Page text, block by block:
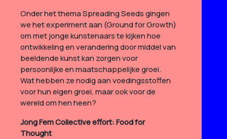
Onder het thema Spreading Seeds gingen
we het experiment aan (Ground for Growth)
om met jonge kunstenaars te kijken hoe
ontwikkeling en verandering door middel van
beeldende kunst kan zorgen voor
persoonlijke en maatschappelijke groei.
Wat hebben ze nodig aan voedingsstoffen
voor hun eigen groei, maar ook voor de
wereld om hen heen?
Jong Fem Collective effort: Food for
Thought